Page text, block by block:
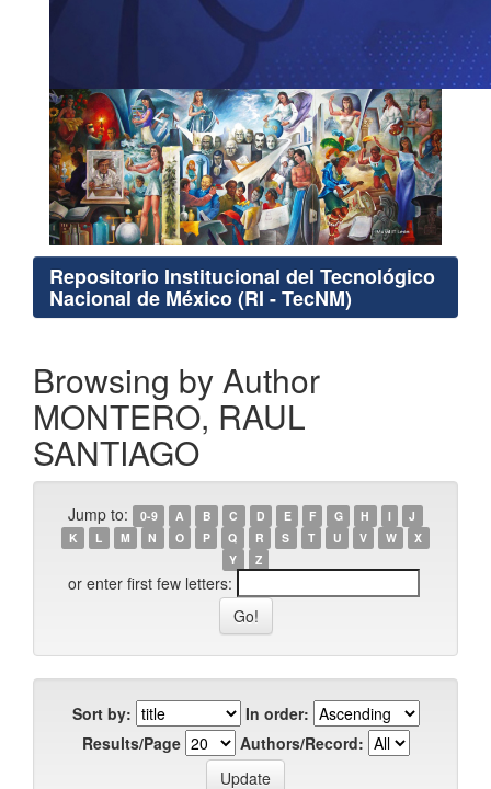
Repositorio Institucional del Tecnológico
Nacional de México (RI - TecNM)
Browsing by Author
MONTERO, RAUL
SANTIAGO
Jump to: 0-9 A B C D E F G H I
J
K
L M N O P Q R S T U V W
X
Y
Z
or enter first few letters:
Sort by:
In order:
Results/Page
Authors/Record: